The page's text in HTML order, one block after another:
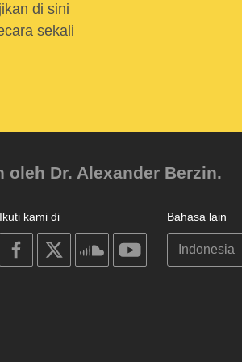
di sini
sekali
Dr. Alexander Berzin.
Bahasa lain
Ikuti kami di
on
facebook
soundcloudyoutube